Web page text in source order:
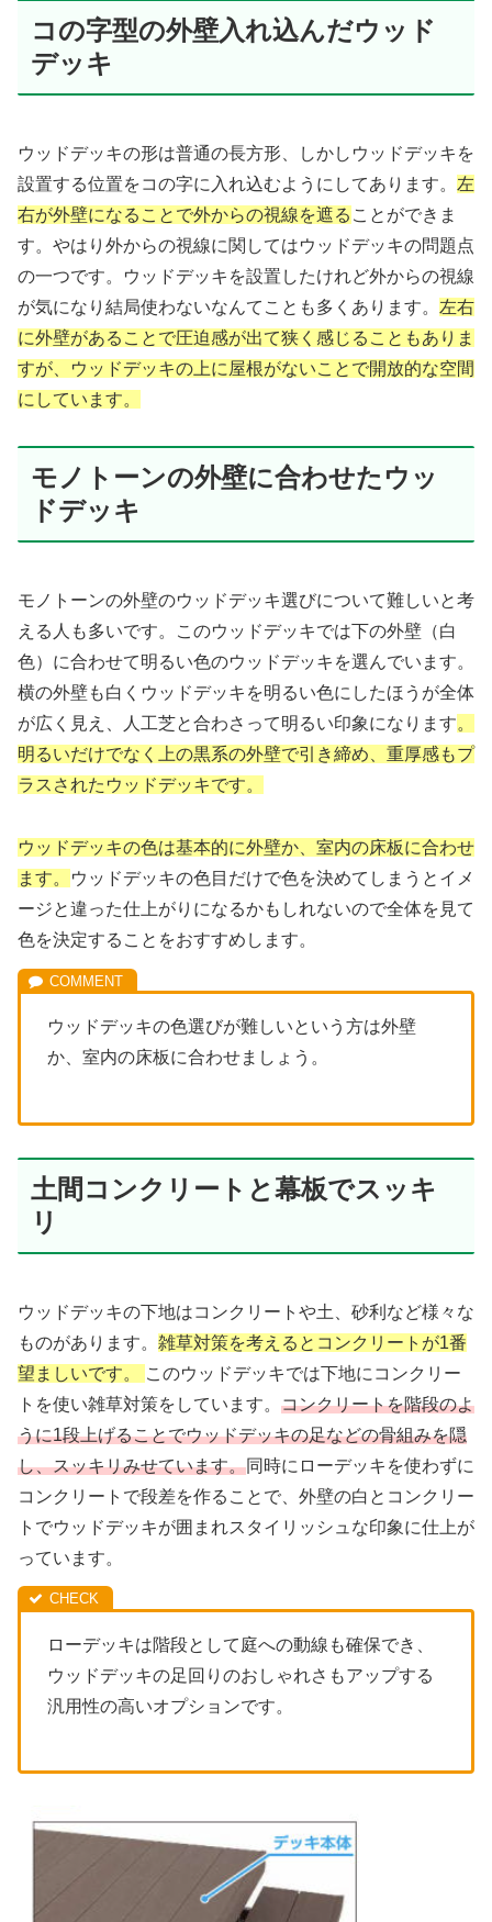
コの字型の外壁入れ込んだウッド
デッキ
ウッドデッキの形は普通の長方形、しかしウッドデッキを
設置する位置をコの字に入れ込むようにしてあります。 左
右が外壁になることで外からの視線を遮る ことができま
す。やはり外からの視線に関してはウッドデッキの問題点
の一つです。ウッドデッキを設置したけれど外からの視線
が気になり結局使わないなんてことも多くあります。 左右
に外壁があることで圧迫感が出て狭く感じることもありま
すが、
ウッドデッキの 上に屋根がないことで開放的な空間
にしています。
モノトーンの外壁に合わせたウッ
ドデッキ
モノトーンの外壁のウッドデッキ選びについて難しいと考
える人も多いです。このウッドデッキでは下の外壁（白
色）に合わせて明るい色のウッドデッキを選んでいます。
横の外壁も白くウッドデッキを明るい色にしたほうが全体
が広く見え、人工芝と合わさって明るい印象になります。
明るいだけでなく上の黒系の外壁で引き締め、重厚感もプ
ラスされたウッドデッキです。
ウッドデッキの色は基本的に外壁か、室内の床板に合わせ
ます。
ウッドデッキの色目だけで色を決めてしまうとイメ
ージと違った仕上がりになるかもしれないので全体を見て
色を決定することをおすすめします。
ウッドデッキの色選びが難しいという方は外壁
か、室内の床板に合わせましょう。
土間コンクリートと幕板でスッキ
リ
ウッドデッキの下地はコンクリートや土、砂利など様々な
ものがあります。 雑草対策を考えるとコンクリートが1番
望ましいです。
このウッドデッキでは下地にコンクリー
トを使い雑草対策をしています。 コンクリートを階段のよ
うに1段上げることでウッドデッキの足などの骨組みを隠
し、スッキリみせています。同時にローデッキを使わずに
コンクリートで段差を作ることで、外壁の白とコンクリー
トでウッドデッキが囲まれスタイリッシュな印象に仕上が
っています。
ローデッキは階段として庭への動線も確保でき、
ウッドデッキの足回りのおしゃれさもアップする
汎用性の高いオプションです。